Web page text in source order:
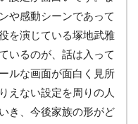
や感動シーンであって
を演じている塚地武雅
いるのが、話は入って
ルな画面が面白く見所
えない設定を周りの人
き、今後家族の形がど